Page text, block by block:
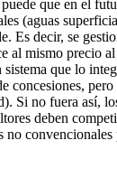
que en el
(aguas
Es decir, se
al mismo
que lo
no fuera así,
deben